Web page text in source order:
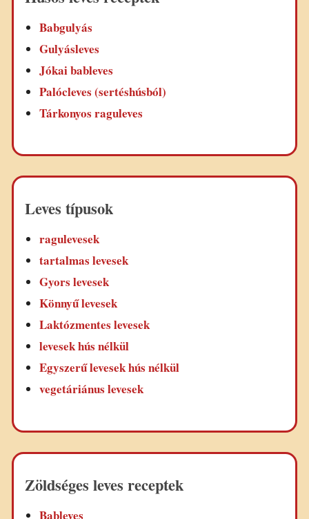
Babgulyás
Gulyásleves
Jókai bableves
Palócleves (sertéshúsból)
Tárkonyos raguleves
Leves típusok
ragulevesek
tartalmas levesek
Gyors levesek
Könnyű levesek
Laktózmentes levesek
levesek hús nélkül
Egyszerű levesek hús nélkül
vegetáriánus levesek
Zöldséges leves receptek
Bableves